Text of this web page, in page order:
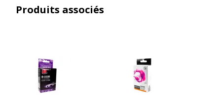
Produits associés